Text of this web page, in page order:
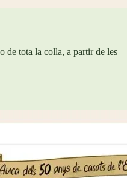
de tota la colla, a partir de les